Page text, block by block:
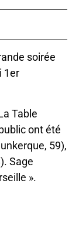
soirée
1er
Table
ont été
59),
Sage
».